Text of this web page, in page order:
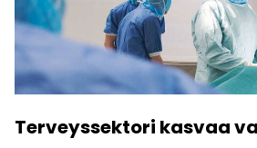
Terveyssektori kasvaa